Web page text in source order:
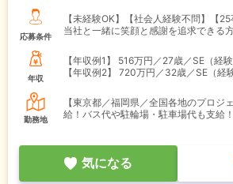
応募条件
【未経験OK】【社会人経験不問】【
当社と一緒に笑顔と感謝を追求できる
年収
【年収例1】
516万円／27歳／SE（経
【年収例2】
720万円／32歳／SE（経
勤務地
【東京都／福岡県／全国各地のプロジ
給！バス代や駐輪場・駐車場代も支給！
気になる